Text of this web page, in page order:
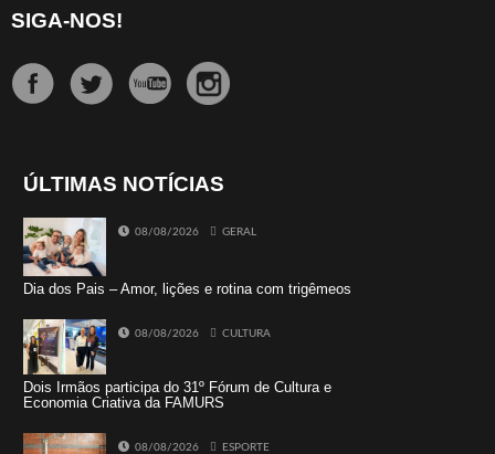
SIGA-NOS!
ÚLTIMAS NOTÍCIAS
08/08/2026 GERAL
Dia dos Pais – Amor, lições e rotina com trigêmeos
08/08/2026 CULTURA
Dois Irmãos participa do 31º Fórum de Cultura e
Economia Criativa da FAMURS
08/08/2026 ESPORTE